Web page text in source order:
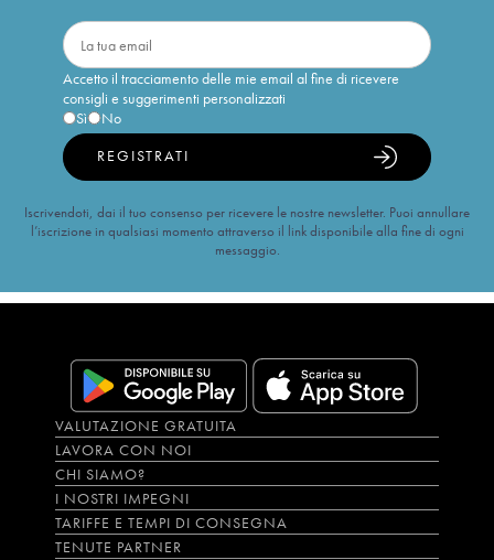
Accetto il tracciamento delle mie email al fine di ricevere
consigli e suggerimenti personalizzati
Sì
No
REGISTRATI
Iscrivendoti, dai il tuo consenso per ricevere le nostre newsletter. Puoi annullare
l’iscrizione in qualsiasi momento attraverso il link disponibile alla fine di ogni
messaggio.
VALUTAZIONE GRATUITA
LAVORA CON NOI
CHI SIAMO?
I NOSTRI IMPEGNI
TARIFFE E TEMPI DI CONSEGNA
TENUTE PARTNER